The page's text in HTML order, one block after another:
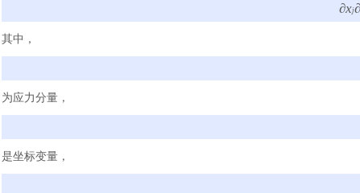
∂xj∂
其中，
为应力分量，
是坐标变量，